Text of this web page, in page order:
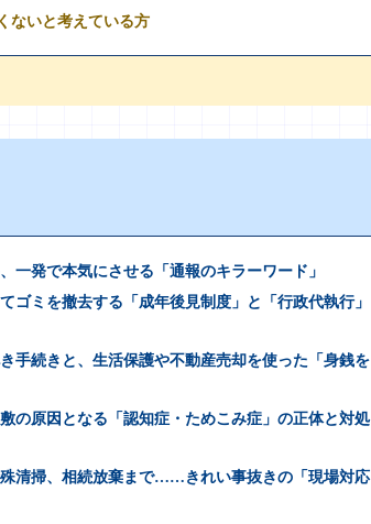
ないと考えている方
一発で本気にさせる「通報のキラーワード」
ゴミを撤去する「成年後見制度」と「行政代執行」
手続きと、生活保護や不動産売却を使った「身銭を
の原因となる「認知症・ためこみ症」の正体と対処
殊清掃、相続放棄まで……きれい事抜きの「現場対応